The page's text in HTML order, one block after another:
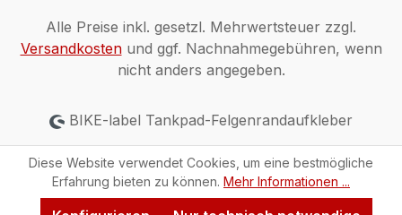
Alle Preise inkl. gesetzl. Mehrwertsteuer zzgl.
Versandkostenund ggf. Nachnahmegebühren, wenn
nicht anders angegeben.
BIKE-label Tankpad-Felgenrandaufkleber
Diese Website verwendet Cookies, um eine bestmögliche
Erfahrung bieten zu können. Mehr Informationen ...